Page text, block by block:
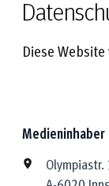
Diese
Olympiastr.